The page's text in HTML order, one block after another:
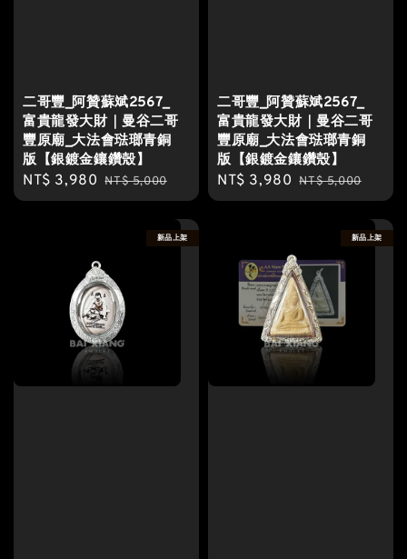
二哥豐_阿贊蘇斌2567_
富貴龍發大財｜曼谷二哥
豐原廟_大法會琺瑯青銅
版【銀鍍金鑲鑽殼】
Sale
price
NT$ 3,980 Regular
price
NT$ 5,000
二哥豐_阿贊蘇斌2567_
富貴龍發大財｜曼谷二哥
豐原廟_大法會琺瑯青銅
版【銀鍍金鑲鑽殼】
Sale
price
NT$ 3,980 Regular
price
NT$ 5,000
新品上架 新品上架